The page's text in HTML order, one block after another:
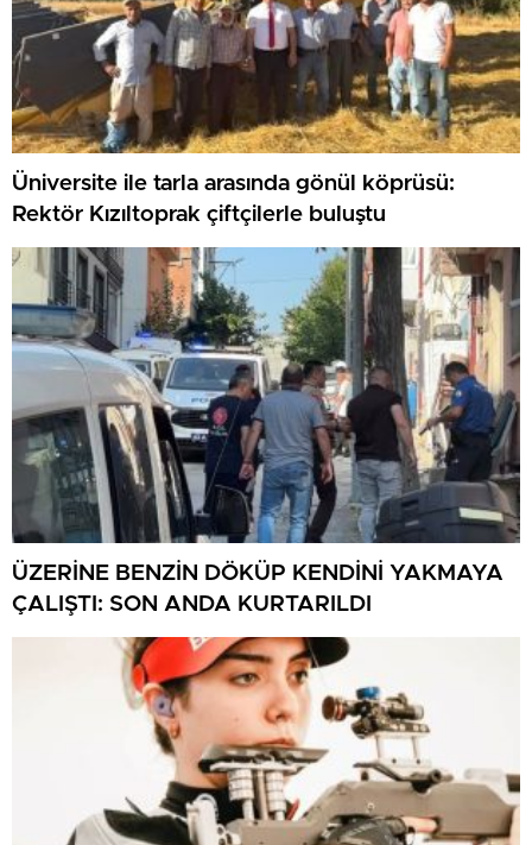
Üniversite ile tarla arasında gönül köprüsü:
Rektör Kızıltoprak çiftçilerle buluştu
ÜZERİNE BENZİN DÖKÜP KENDİNİ YAKMAYA
ÇALIŞTI: SON ANDA KURTARILDI